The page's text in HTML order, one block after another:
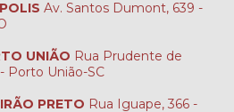
Av. Santos Dumont, 639 -
UNIÃO Rua Prudente de
Porto União-SC
PRETO Rua Iguape, 366 -